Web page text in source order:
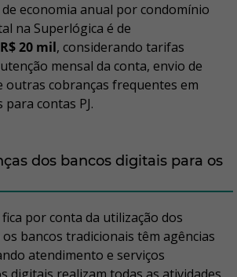
economia anual por condomínio
na Superlógica é de
R$ 20 mil, considerando tarifas
mensal da conta, envio de
outras cobranças frequentes em
contas PJ.
dos bancos digitais para os
por conta da utilização dos
bancos tradicionais têm agências
atendimento e serviços